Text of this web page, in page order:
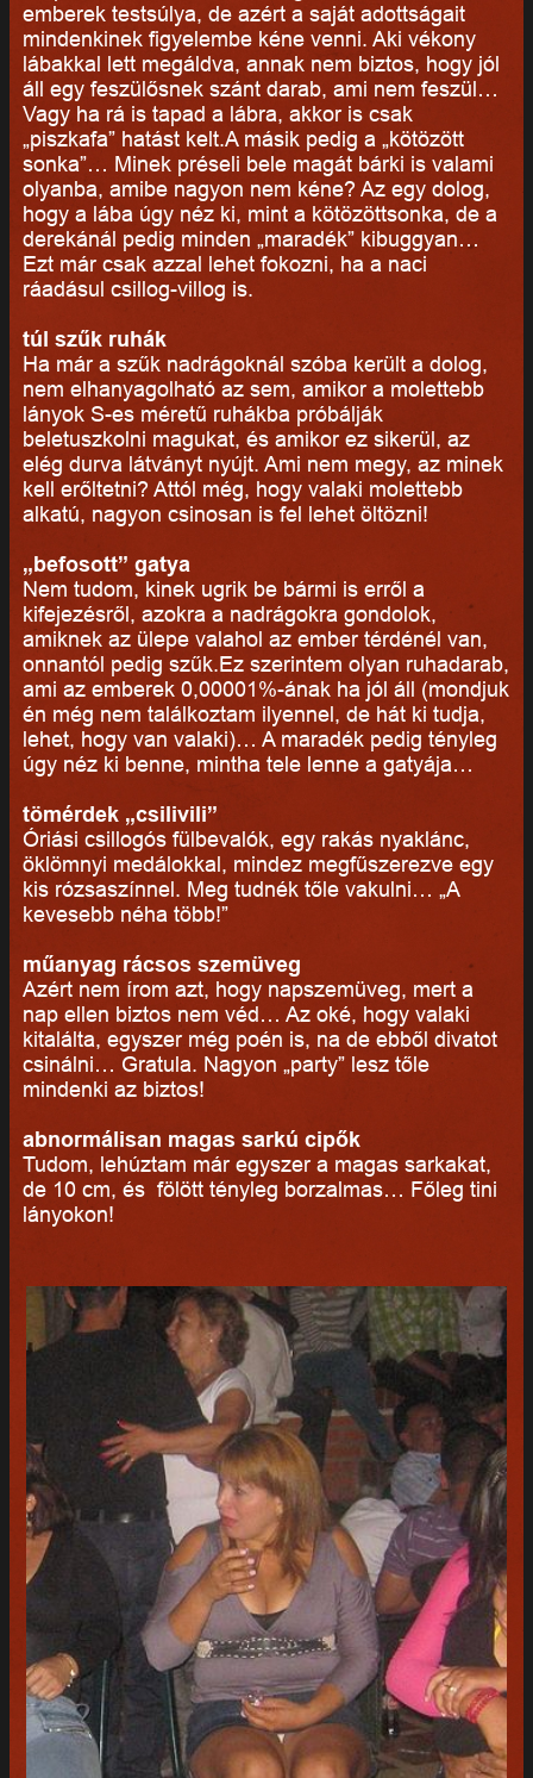
emberek testsúlya, de azért a saját adottságait
mindenkinek figyelembe kéne venni. Aki vékony
lábakkal lett megáldva, annak nem biztos, hogy jól
áll egy feszülősnek szánt darab, ami nem feszül…
Vagy ha rá is tapad a lábra, akkor is csak
„piszkafa” hatást kelt.A másik pedig a „kötözött
sonka”… Minek préseli bele magát bárki is valami
olyanba, amibe nagyon nem kéne? Az egy dolog,
hogy a lába úgy néz ki, mint a kötözöttsonka, de a
derekánál pedig minden „maradék” kibuggyan…
Ezt már csak azzal lehet fokozni, ha a naci
ráadásul csillog-villog is.
túl szűk ruhák
Ha már a szűk nadrágoknál szóba került a dolog,
nem elhanyagolható az sem, amikor a molettebb
lányok S-es méretű ruhákba próbálják
beletuszkolni magukat, és amikor ez sikerül, az
elég durva látványt nyújt. Ami nem megy, az minek
kell erőltetni? Attól még, hogy valaki molettebb
alkatú, nagyon csinosan is fel lehet öltözni!
„befosott” gatya
Nem tudom, kinek ugrik be bármi is erről a
kifejezésről, azokra a nadrágokra gondolok,
amiknek az ülepe valahol az ember térdénél van,
onnantól pedig szűk.Ez szerintem olyan ruhadarab,
ami az emberek 0,00001%-ának ha jól áll (mondjuk
én még nem találkoztam ilyennel, de hát ki tudja,
lehet, hogy van valaki)… A maradék pedig tényleg
úgy néz ki benne, mintha tele lenne a gatyája…
tömérdek „csilivili”
Óriási csillogós fülbevalók, egy rakás nyaklánc,
öklömnyi medálokkal, mindez megfűszerezve egy
kis rózsaszínnel. Meg tudnék tőle vakulni… „A
kevesebb néha több!”
műanyag rácsos szemüveg
Azért nem írom azt, hogy napszemüveg, mert a
nap ellen biztos nem véd… Az oké, hogy valaki
kitalálta, egyszer még poén is, na de ebből divatot
csinálni… Gratula. Nagyon „party” lesz tőle
mindenki az biztos!
abnormálisan magas sarkú cipők
Tudom, lehúztam már egyszer a magas sarkakat,
de 10 cm, és fölött tényleg borzalmas… Főleg tini
lányokon!